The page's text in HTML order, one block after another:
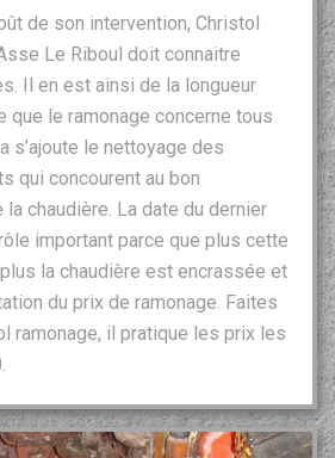
de son intervention, Christol
Le Riboul doit connaitre
Il en est ainsi de la longueur
que le ramonage concerne tous
s’ajoute le nettoyage des
qui concourent au bon
chaudière. La date du dernier
important parce que plus cette
la chaudière est encrassée et
du prix de ramonage. Faites
ramonage, il pratique les prix les